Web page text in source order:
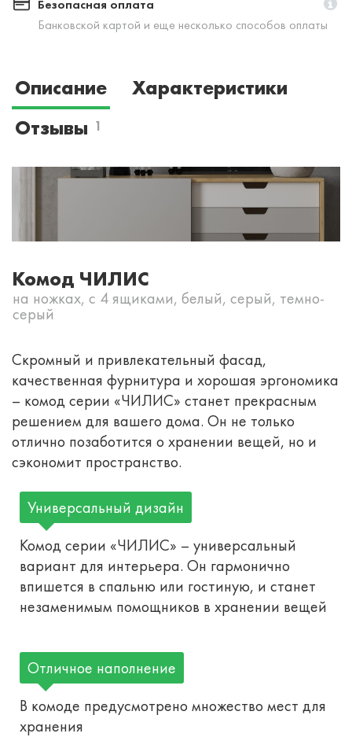
Безопасная оплата
Банковской картой и еще несколько способов оплаты
Описание
Характеристики
Отзывы 1
Комод ЧИЛИС
на ножках, с 4 ящиками, белый, серый, темно-
серый
Скромный и привлекательный фасад,
качественная фурнитура и хорошая эргономика
– комод серии «ЧИЛИС» станет прекрасным
решением для вашего дома. Он не только
отлично позаботится о хранении вещей, но и
сэкономит пространство.
Универсальный дизайн
Комод серии «ЧИЛИС» – универсальный
вариант для интерьера. Он гармонично
впишется в спальню или гостиную, и станет
незаменимым помощников в хранении вещей
Отличное наполнение
В комоде предусмотрено множество мест для
хранения